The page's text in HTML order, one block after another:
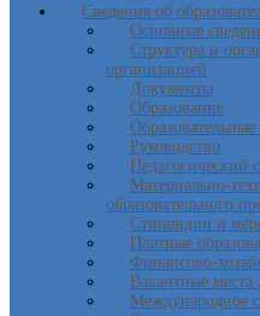
Сведения об
Основные
Структура и
организацией
Документы
Образование
Руководство
Педагогический
Материально-
образовательного
Стипендии и
Платные
Финансово-
Вакантные
Международное